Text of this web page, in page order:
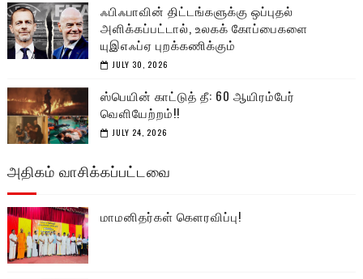
ஃபிஃபாவின் திட்டங்களுக்கு ஒப்புதல்
அளிக்கப்பட்டால், உலகக் கோப்பைகளை
யுஇஎஃப்ஏ புறக்கணிக்கும்
JULY 30, 2026
ஸ்பெயின் காட்டுத் தீ: 60 ஆயிரம்பேர்
வெளியேற்றம்!!
JULY 24, 2026
அதிகம் வாசிக்கப்பட்டவை
மாமனிதர்கள் கௌரவிப்பு!